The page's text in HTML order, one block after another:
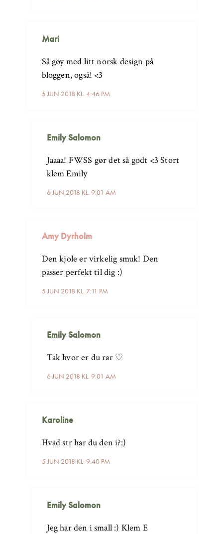
Mari
5 JUN 2018 KL. 4:46 PM
Så gøy med litt norsk design på
bloggen, også! <3
Emily Salomon
6 JUN 2018 KL. 9:01 AM
Jaaaa! FWSS gør det så godt <3 Stort
klem Emily
Amy Dyrholm
5 JUN 2018 KL. 7:11 PM
Den kjole er virkelig smuk! Den
passer perfekt til dig :)
Emily Salomon
6 JUN 2018 KL. 9:01 AM
Tak hvor er du rar ♡
Karoline
5 JUN 2018 KL. 9:40 PM
Hvad str har du den i?:)
Emily Salomon
Jeg har den i small :) Klem E